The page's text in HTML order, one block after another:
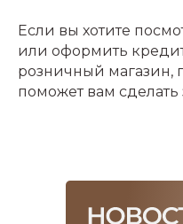
Если вы хотите
или оформить
розничный магазин,
поможет вам сделать